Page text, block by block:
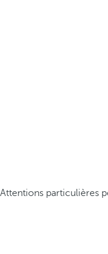
Attentions particulières